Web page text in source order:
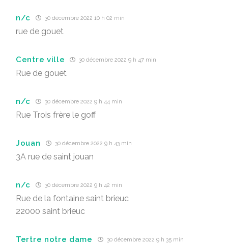
n/c 30 décembre 2022 10 h 02 min
rue de gouet
Centre ville 30 décembre 2022 9 h 47 min
Rue de gouet
n/c 30 décembre 2022 9 h 44 min
Rue Trois frère le goff
Jouan 30 décembre 2022 9 h 43 min
3A rue de saint jouan
n/c 30 décembre 2022 9 h 42 min
Rue de la fontaine saint brieuc
22000 saint brieuc
Tertre notre dame 30 décembre 2022 9 h 35 min